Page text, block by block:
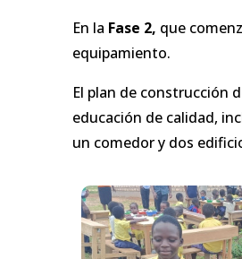
En la Fase 2, que
equipamiento.
El plan de construcción
educación de calidad,
un comedor y dos